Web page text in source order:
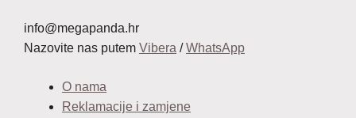
info@megapanda.hr
Nazovite nas putem Vibera /WhatsApp
O nama
Reklamacije i zamjene